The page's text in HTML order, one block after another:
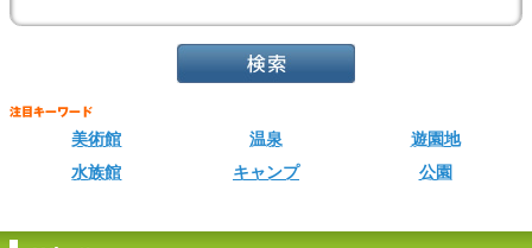
美術館 温泉
遊園地
水族館
キャンプ 公園